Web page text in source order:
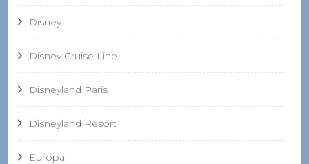
Disney
Disney Cruise Line
Disneyland Paris
Disneyland Resort
Europa